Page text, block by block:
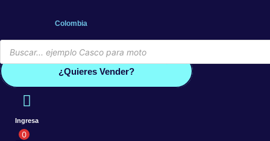
Colombia
Búsqueda
de
productos
¿Quieres Vender?
Ingresa
0